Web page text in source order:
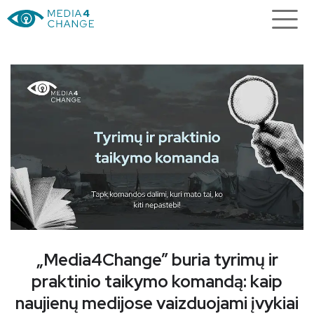
Paskutinės dienos registruotis:
praktinė DI sesija Lietuvos
redakcijoms